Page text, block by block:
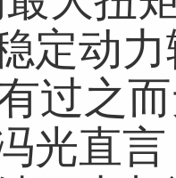
定动
过之
光直